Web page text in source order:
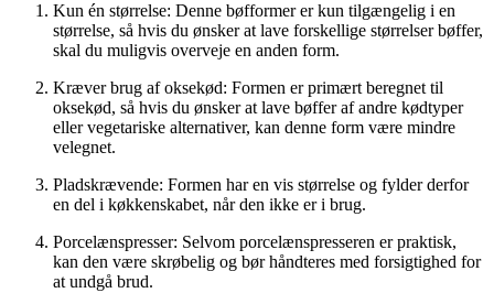
Kun én størrelse: Denne bøfformer er kun tilgængelig i en
størrelse, så hvis du ønsker at lave forskellige størrelser bøffer,
skal du muligvis overveje en anden form.
Kræver brug af oksekød: Formen er primært beregnet til
oksekød, så hvis du ønsker at lave bøffer af andre kødtyper
eller vegetariske alternativer, kan denne form være mindre
velegnet.
Pladskrævende: Formen har en vis størrelse og fylder derfor
en del i køkkenskabet, når den ikke er i brug.
Porcelænspresser: Selvom porcelænspresseren er praktisk,
kan den være skrøbelig og bør håndteres med forsigtighed for
at undgå brud.